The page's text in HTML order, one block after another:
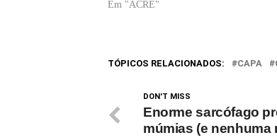
costeira ter perseguido um barco em que
Em "ACRE"
TÓPICOS RELACIONADOS: CAPA
DON'T MISS
Enorme sarcófago
múmias (e nenhuma